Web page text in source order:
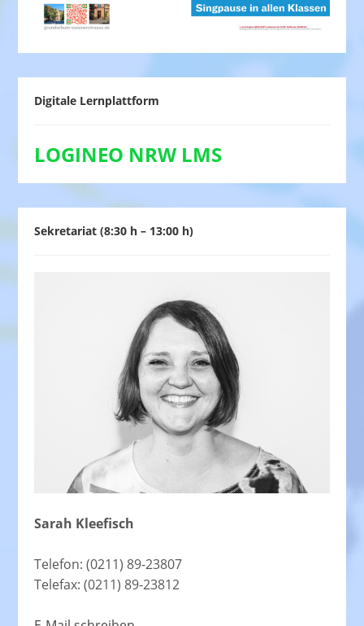
Digitale Lernplattform
LOGINEO NRW LMS
Sekretariat (8:30 h – 13:00 h)
Sarah Kleefisch
Telefon: (0211) 89-23807
Telefax: (0211) 89-23812